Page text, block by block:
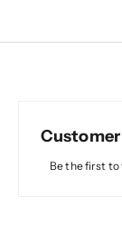
Customer
Be the first to